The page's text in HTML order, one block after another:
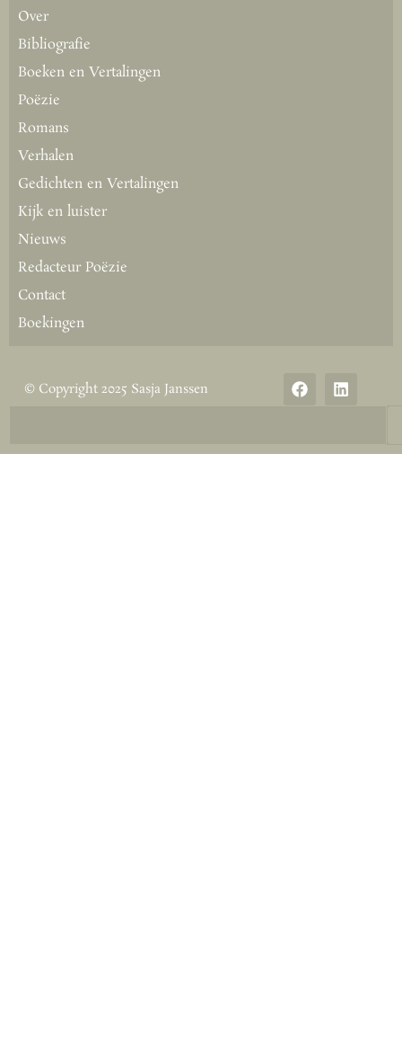
Over
Bibliografie
Boeken en Vertalingen
Poëzie
Romans
Verhalen
Gedichten en Vertalingen
Kijk en luister
Nieuws
Redacteur Poëzie
Contact
Boekingen
© Copyright 2025 Sasja Janssen